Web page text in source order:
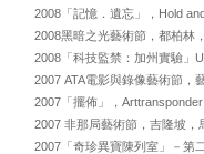
2008「記憶．遺忘」，Hold
2008黑暗之光藝術節，都柏林
2008「科技監禁：加州實驗」
2007 ATA電影與錄像藝術節，
2007「擺佈」，
2007 非那局藝術節，吉隆坡，
2007「奇珍異寶陳列室」－第